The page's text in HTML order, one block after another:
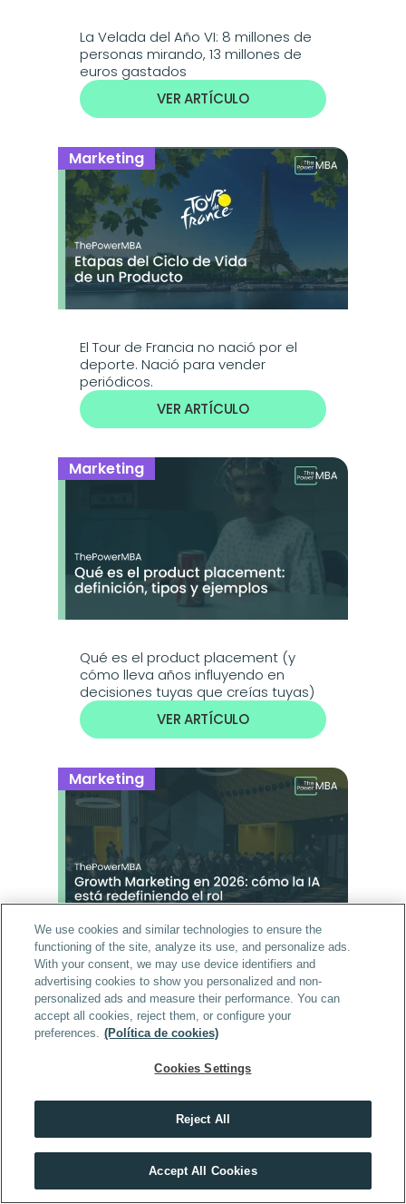
La Velada del Año VI: 8 millones de
personas mirando, 13 millones de
euros gastados
VER ARTÍCULO
Marketing
El Tour de Francia no nació por el
deporte. Nació para vender
periódicos.
VER ARTÍCULO
Marketing
Qué es el product placement (y
cómo lleva años influyendo en
decisiones tuyas que creías tuyas)
VER ARTÍCULO
Marketing
Growth Marketing en 2026: qué es y
cómo la IA está redefiniendo el rol
VER ARTÍCULO
HACER TEST
We use cookies and similar technologies to ensure the
functioning of the site, analyze its use, and personalize ads.
With your consent, we may use device identifiers and
advertising cookies to show you personalized and non-
personalized ads and measure their performance. You can
accept all cookies, reject them, or configure your
preferences. (Política de cookies)
Cookies Settings
Reject All
Accept All Cookies